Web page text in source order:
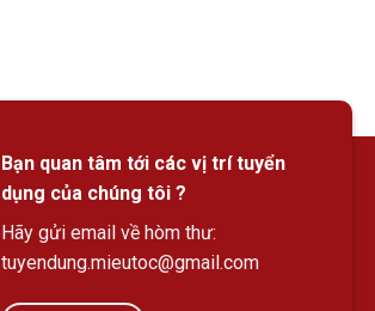
Bạn quan tâm tới các vị trí tuyển
dụng của chúng tôi ?
Hãy gửi email về hòm thư:
tuyendung.mieutoc@gmail.com